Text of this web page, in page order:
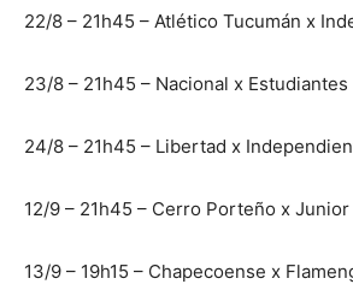
22/8 – 21h45 – Atlético Tucumán x
23/8 – 21h45 – Nacional x Estudiantes
24/8 – 21h45 – Libertad x
12/9 – 21h45 – Cerro Porteño x Junior
13/9 – 19h15 – Chapecoense x